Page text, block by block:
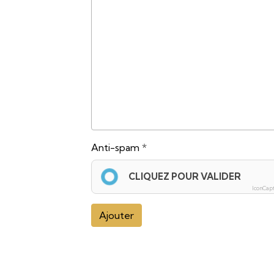
Anti-spam
CLIQUEZ POUR VALIDER
Ajouter